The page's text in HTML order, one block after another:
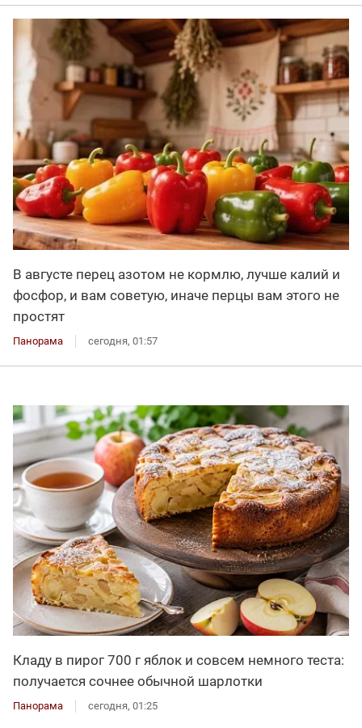
В августе перец азотом не кормлю, лучше калий и
фосфор, и вам советую, иначе перцы вам этого не
простят
Панорама сегодня, 01:57
Кладу в пирог 700 г яблок и совсем немного теста:
получается сочнее обычной шарлотки
Панорама сегодня, 01:25